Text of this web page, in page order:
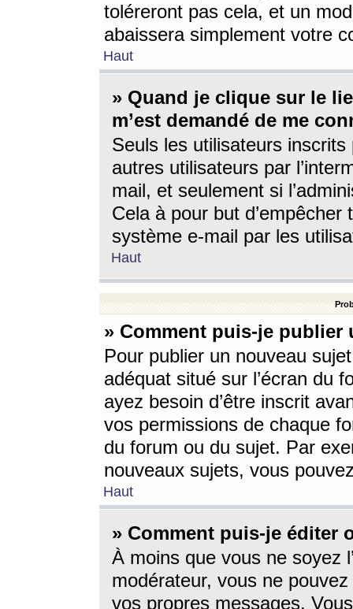
toléreront pas cela, et un
abaissera simplement votre
Haut
» Quand je clique sur le
m’est demandé de me
Seuls les utilisateurs
autres utilisateurs par
mail, et seulement si
Cela à pour but
système e-mail par les
Haut
» Comment puis-je
Pour publier un nouveau
adéquat situé sur l’écran du
ayez besoin d’être inscrit
vos permissions de chaque
du forum ou du sujet. Par
nouveaux sujets, vous
Haut
» Comment puis-je éditer
À moins que vous ne soyez
modérateur, vous ne
vos propres messages.